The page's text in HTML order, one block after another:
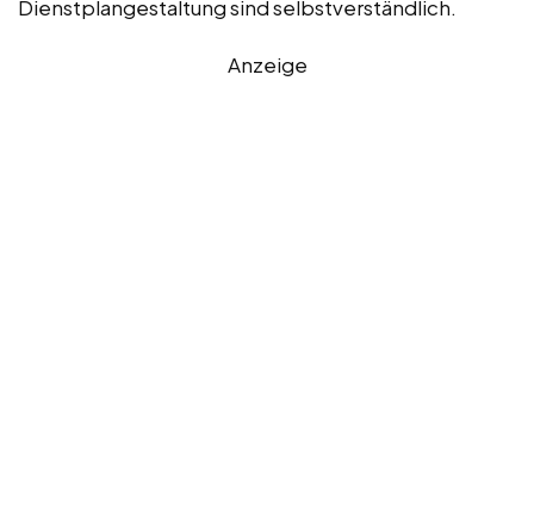
Dienstplangestaltung sind selbstverständlich.
Anzeige